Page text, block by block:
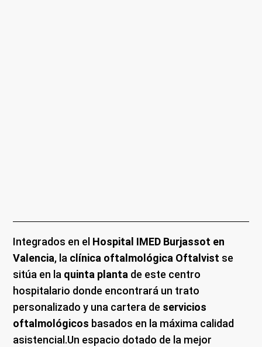
Integrados en el Hospital IMED Burjassot en
Valencia, la clínica oftalmológica Oftalvist se
sitúa en la quinta planta de este centro
hospitalario donde encontrará un trato
personalizado y una cartera de servicios
oftalmológicos basados en la máxima calidad
asistencial.Un espacio dotado de la mejor